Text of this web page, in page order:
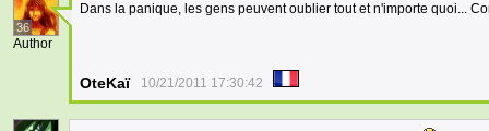
36
Author
Dans la panique, les gens peuvent oublier tout et n'importe quoi...
OteKaï 10/21/2011 17:30:42